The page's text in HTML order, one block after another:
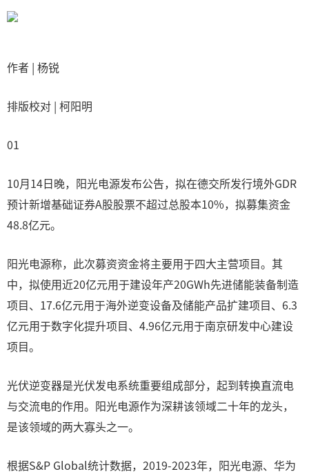
作者 | 杨锐
排版校对 | 柯阳明
01
10月14日晚，阳光电源发布公告，拟在德交所发行境外GDR
预计新增基础证券A股股票不超过总股本10%，拟募集资金
48.8亿元。
阳光电源称，此次募资资金将主要用于四大主营项目。其
中，拟使用近20亿元用于建设年产20GWh先进储能装备制造
项目、17.6亿元用于海外逆变设备及储能产品扩建项目、6.3
亿元用于数字化提升项目、4.96亿元用于南京研发中心建设
项目。
光伏逆变器是光伏发电系统重要组成部分，起到转换直流电
与交流电的作用。阳光电源作为深耕该领域二十年的龙头，
是该领域的两大寡头之一。
根据S&P Global统计数据，2019-2023年，阳光电源、华为